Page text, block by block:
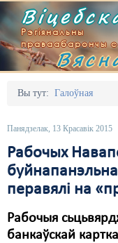
Рэгіянальны
праваабарончы
Вы тут: Галоўная
Панядзелак, 13 Красавік 2015
Рабочых
перавялі на
Рабочыя
банкаўскай
Галоўная
Адміністрацыйны
Безбар'ернае
Выбары
Дзяржава
Выданьні
Кантакт
Пра нас